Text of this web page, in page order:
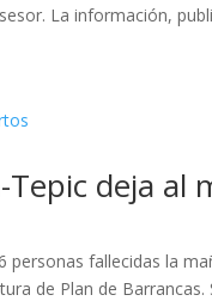
La información,
deja al
fallecidas la
de Plan de Barrancas.